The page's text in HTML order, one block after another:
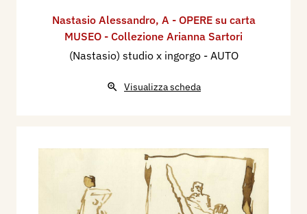
Nastasio Alessandro, A - OPERE su carta
MUSEO - Collezione Arianna Sartori
(Nastasio) studio x ingorgo - AUTO
Visualizza scheda